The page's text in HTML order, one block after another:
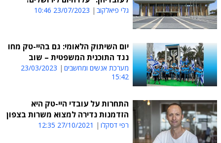
גלי פיאלקוב 23/07/2023 10:46
יום השיתוק הלאומי: גם בהיי-טק מחו
נגד התוכנית המשפטית – שוב
מערכת אנשים ומחשבים
23/03/2023
15:42
התחרות על עובדי היי-טק היא
הזדמנות נדירה למצוא משרות בצפון
רפי דסקלו 27/10/2021 12:35